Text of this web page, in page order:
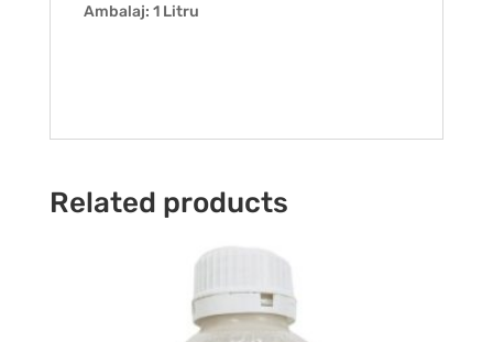
Ambalaj: 1 Litru
Related products